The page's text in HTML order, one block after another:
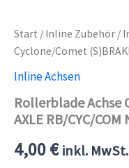
Start / Inline Zubehör /
Cyclone/Comet
Inline Achsen
Rollerblade Achse
AXLE RB/CYC/COM
4,00€ inkl. MwSt.